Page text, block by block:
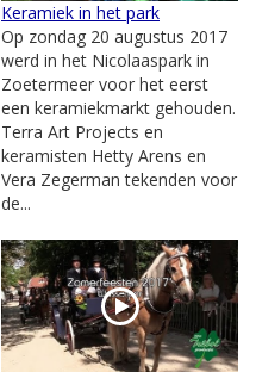
Keramiek in het park
Op zondag 20 augustus 2017
werd in het Nicolaaspark in
Zoetermeer voor het eerst
een keramiekmarkt gehouden.
Terra Art Projects en
keramisten Hetty Arens en
Vera Zegerman tekenden voor
de...